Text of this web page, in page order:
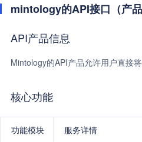
mintology的API接口（产品
API产品信息
Mintology的API产品允许用户直接
核心功能
功能模块 服务详情